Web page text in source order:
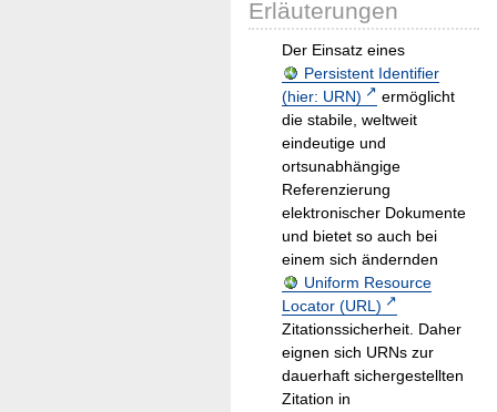
Erläuterungen
Der Einsatz eines
Persistent Identifier
(hier: URN)
ermöglicht
die stabile, weltweit
eindeutige und
ortsunabhängige
Referenzierung
elektronischer Dokumente
und bietet so auch bei
einem sich ändernden
Uniform Resource
Locator (URL)
Zitationssicherheit. Daher
eignen sich URNs zur
dauerhaft sichergestellten
Zitation in